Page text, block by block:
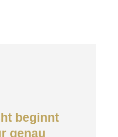
beginnt
genau